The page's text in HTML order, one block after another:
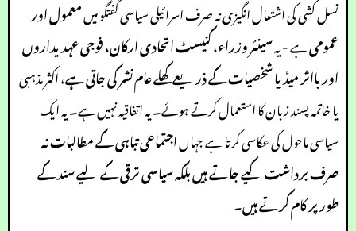
نسل کشی کی اشتعال انگیزی نہ صرف اسرائیلی سیاسی گفتگو میںمعمول اور
عمومیہے - یہسینئر وزراء، کنیسٹ اتحادی ارکان، فوجی عہدیداروں
اور بااثر میڈیا شخصیات کے ذریعے کھلے عام نشر کی جاتی ہے، اکثر مذہبی
یا خاتمہ پسند زبان کا استعمال کرتے ہوئے۔ یہ اتفاقیہ نہیں ہے۔ یہ ایک
سیاسی ماحول کی عکاسی کرتا ہے جہاںاجتماعی تباہی کے مطالبات نہ
صرف برداشت کیے جاتے ہیں بلکہ سیاسی ترقی کے لیے سند کے
طور پر کام کرتے ہیں۔